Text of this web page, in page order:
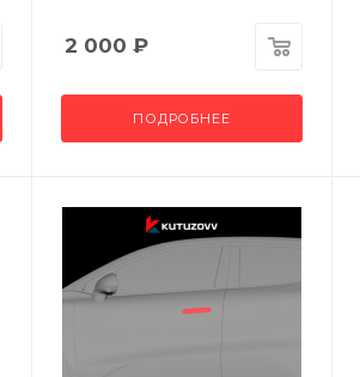
2 000 ₽
ПОДРОБНЕЕ